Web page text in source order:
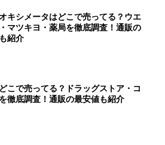
キシメータはどこで売ってる？ウエ
マツキヨ・薬局を徹底調査！通販の
紹介
こで売ってる？ドラッグストア・コ
徹底調査！通販の最安値も紹介